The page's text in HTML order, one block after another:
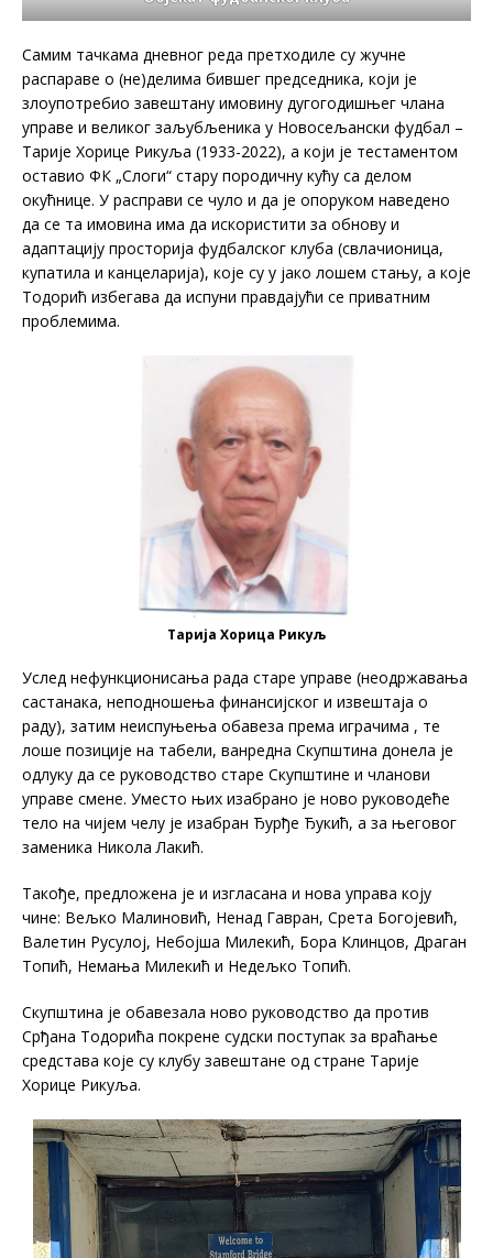
Самим тачкама дневног реда претходиле су жучне
распараве о (не)делима бившег председника, који је
злоупотребио завештану имовину дугогодишњег члана
управе и великог заљубљеника у Новосељански фудбал –
Тарије Хорице Рикуља (1933-2022), а који је тестаментом
оставио ФК „Слоги“ стару породичну кућу са делом
окућнице. У расправи се чуло и да је опоруком наведено
да се та имовина има да искористити за обнову и
адаптацију просторија фудбалског клуба (свлачионица,
купатила и канцеларија), које су у јако лошем стању, а које
Тодорић избегава да испуни правдајући се приватним
проблемима.
Тарија Хорица Рикуљ
Услед нефункционисања рада старе управе (неодржавања
састанака, неподношења финансијског и извештаја о
раду), затим неиспуњења обавеза према играчима , те
лоше позиције на табели, ванредна Скупштина донела је
одлуку да се руководство старе Скупштине и чланови
управе смене. Уместо њих изабрано је ново руководеће
тело на чијем челу је изабран Ђурђе Ђукић, а за његовог
заменика Никола Лакић.
Такође, предложена је и изгласана и нова управа коју
чине: Вељко Малиновић, Ненад Гавран, Срета Богојевић,
Валетин Русулој, Небојша Милекић, Бора Клинцов, Драган
Топић, Немања Милекић и Недељко Топић.
Скупштина је обавезала ново руководство да против
Срђана Тодорића покрене судски поступак за враћање
средстава које су клубу завештане од стране Тарије
Хорице Рикуља.